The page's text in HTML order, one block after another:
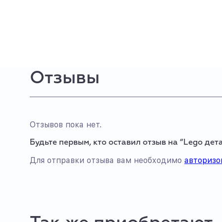
Отзывы
Отзывов пока нет.
Будьте первым, кто оставил отзыв на “Lego
Для отправки отзыва вам необходимо